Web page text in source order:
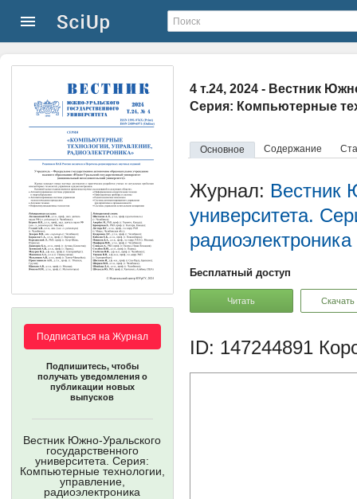
4 т.24, 2024 - Вестник
Серия: Компьютерные
Основное Содержание
Подписаться на Журнал
Подпишитесь, чтобы
получать уведомления о
публикации новых
выпусков
Вестник Южно-Уральского
государственного
университета. Серия:
Компьютерные технологии,
управление,
радиоэлектроника
Журнал: Вестник
университета.
радиоэлектроника
Бесплатный доступ
Читать Скачать
ID: 147244891